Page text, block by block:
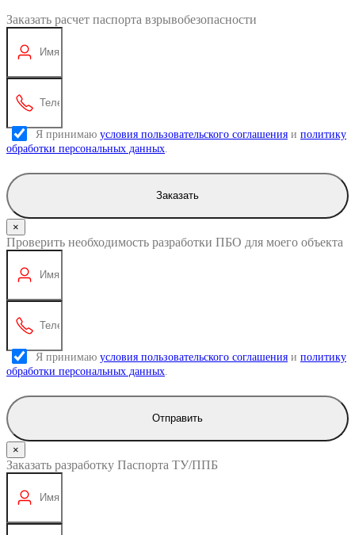
Заказать расчет паспорта взрывобезопасности
Я принимаю условия пользовательского соглашения и политику
обработки персональных данных
Заказать
×
Проверить необходимость разработки ПБО для моего объекта
Я принимаю условия пользовательского соглашения и политику
обработки персональных данных
Отправить
×
Заказать разработку Паспорта ТУ/ППБ